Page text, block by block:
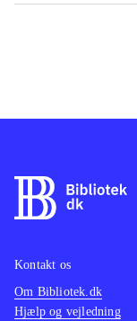
Kontakt os
Om Bibliotek.dk
Hjælp og vejledning